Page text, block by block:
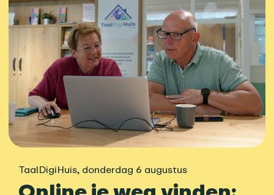
TaalDigiHuis, donderdag 6 augustus